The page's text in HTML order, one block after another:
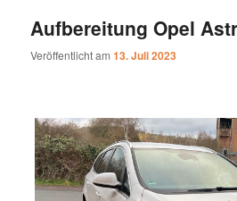
Aufbereitung Opel
Veröffentlicht am13. Juli 2023